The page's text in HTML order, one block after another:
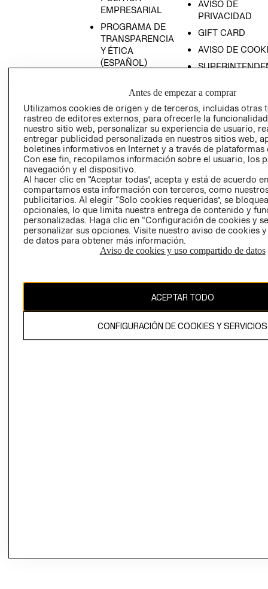
EMPRESARIAL
PROGRAMA DE
TRANSPARENCIA
Y ÉTICA
(ESPAÑOL)
TRANSPARENCIA
Y ÉTICA (INGLÉS)
AVISO DE
PRIVACIDAD
GIFT CARD
AVISO DE
COMERCIO - SIC
PETICIONES
QUEJAS Y
RECLAMOS
Colombia ($)
CAMBIAR REGIÓN
propiedad de H&M Hennes & Mauritz AB.
Antes de empezar a comprar
Utilizamos cookies de origen y de terceros, incluidas otras
rastreo de editores externos, para ofrecerle la
nuestro sitio web, personalizar su experiencia de usuario,
entregar publicidad personalizada en nuestros sitios web,
boletines informativos en Internet y a través de plataformas
Con ese fin, recopilamos información sobre el usuario, los
navegación y el dispositivo.
Al hacer clic en “Aceptar todas”, acepta y está de acuerdo
compartamos esta información con terceros, como
publicitarios. Al elegir “Solo cookies requeridas”, se
opcionales, lo que limita nuestra entrega de contenido y
personalizadas. Haga clic en “Configuración de cookies y
personalizar sus opciones. Visite nuestro aviso de cookies
de datos para obtener más información.
Aviso de cookies y uso compartido de datos
ACEPTAR TODO
CONFIGURACIÓN DE COOKIES Y SERVICIOS